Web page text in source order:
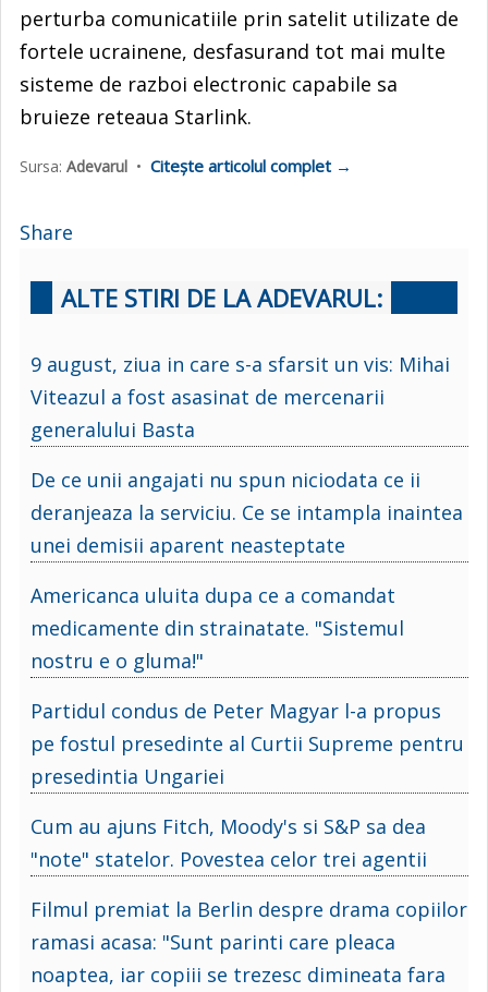
perturba comunicatiile prin satelit utilizate de
fortele ucrainene, desfasurand tot mai multe
sisteme de razboi electronic capabile sa
bruieze reteaua Starlink.
Sursa: Adevarul • Citește articolul complet →
Share
ALTE STIRI DE LA ADEVARUL:
9 august, ziua in care s-a sfarsit un vis: Mihai
Viteazul a fost asasinat de mercenarii
generalului Basta
De ce unii angajati nu spun niciodata ce ii
deranjeaza la serviciu. Ce se intampla inaintea
unei demisii aparent neasteptate
Americanca uluita dupa ce a comandat
medicamente din strainatate. "Sistemul
nostru e o gluma!"
Partidul condus de Peter Magyar l-a propus
pe fostul presedinte al Curtii Supreme pentru
presedintia Ungariei
Cum au ajuns Fitch, Moody's si S&P sa dea
"note" statelor. Povestea celor trei agentii
Filmul premiat la Berlin despre drama copiilor
ramasi acasa: "Sunt parinti care pleaca
noaptea, iar copiii se trezesc dimineata fara